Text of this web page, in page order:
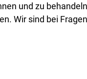
und zu
Wir sind bei